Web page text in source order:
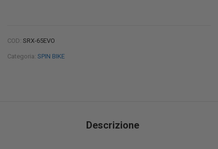
COD: SRX-65EVO
Categoria: SPIN BIKE
Descrizione